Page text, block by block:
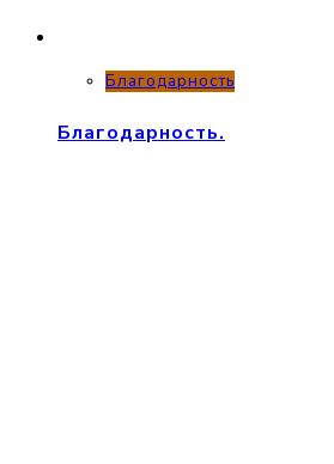
Благодарность
Благодарность.